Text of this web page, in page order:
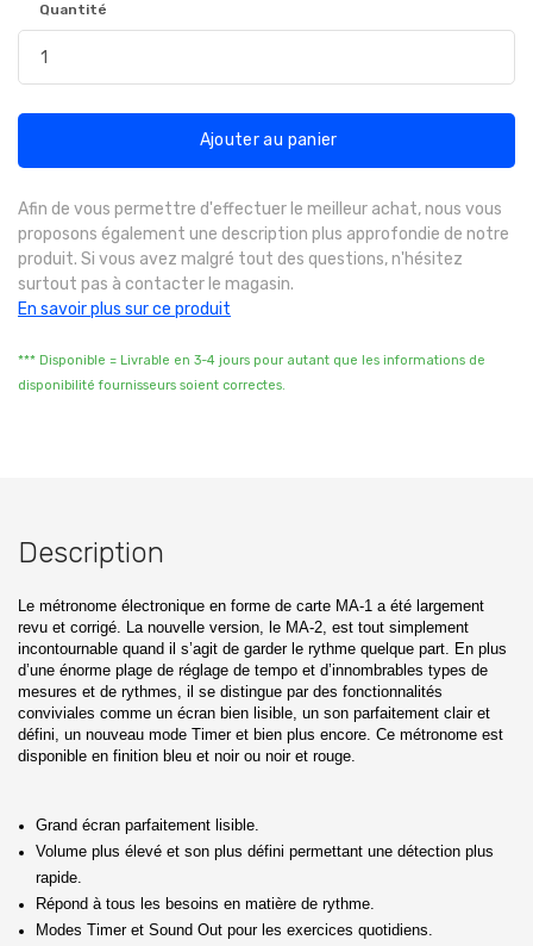
Quantité
Ajouter au panier
Afin de vous permettre d'effectuer le meilleur achat, nous vous
proposons également une description plus approfondie de notre
produit. Si vous avez malgré tout des questions, n'hésitez
surtout pas à contacter le magasin.
En savoir plus sur ce produit
*** Disponible = Livrable en 3-4 jours pour autant que les informations de
disponibilité fournisseurs soient correctes.
Description
Le métronome électronique en forme de carte MA-1 a été largement
revu et corrigé. La nouvelle version, le MA-2, est tout simplement
incontournable quand il s’agit de garder le rythme quelque part. En plus
d’une énorme plage de réglage de tempo et d’innombrables types de
mesures et de rythmes, il se distingue par des fonctionnalités
conviviales comme un écran bien lisible, un son parfaitement clair et
défini, un nouveau mode Timer et bien plus encore. Ce métronome est
disponible en finition bleu et noir ou noir et rouge.
Grand écran parfaitement lisible.
Volume plus élevé et son plus défini permettant une détection plus
rapide.
Répond à tous les besoins en matière de rythme.
Modes Timer et Sound Out pour les exercices quotidiens.